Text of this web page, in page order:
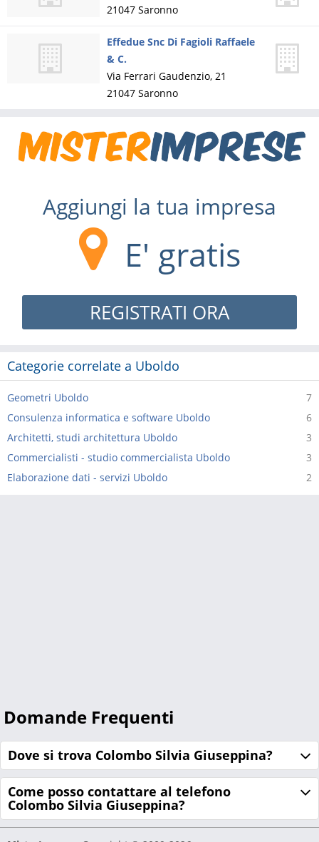
21047 Saronno
Effedue Snc Di Fagioli Raffaele
& C.
Via Ferrari Gaudenzio, 21
21047 Saronno
Aggiungi la tua impresa
E' gratis
REGISTRATI ORA
Categorie correlate a Uboldo
7
Geometri Uboldo
6
Consulenza informatica e software Uboldo
3
Architetti, studi architettura Uboldo
3
Commercialisti - studio commercialista Uboldo
2
Elaborazione dati - servizi Uboldo
Domande Frequenti
Dove si trova Colombo Silvia Giuseppina?
Come posso contattare al telefono
Colombo Silvia Giuseppina?